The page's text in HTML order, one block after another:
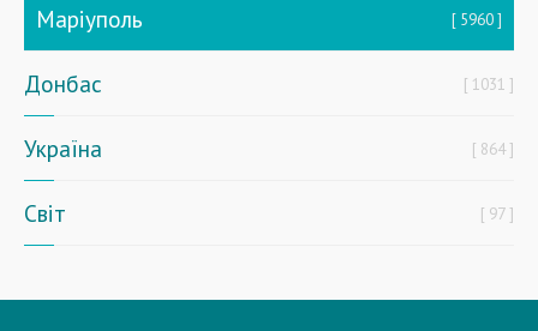
Маріуполь 5960
Донбас 1031
Україна 864
Світ 97